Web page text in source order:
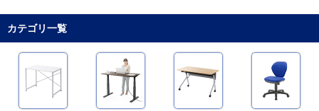
カテゴリ一覧